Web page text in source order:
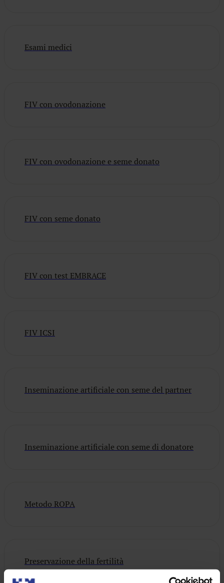
Esami medici
FIV con ovodonazione
FIV con ovodonazione e seme donato
FIV con seme donato
FIV con test EMBRACE
FIV ICSI
Inseminazione artificiale con seme del partner
Inseminazione artificiale con seme di donatore
Metodo ROPA
Preservazione della fertilità